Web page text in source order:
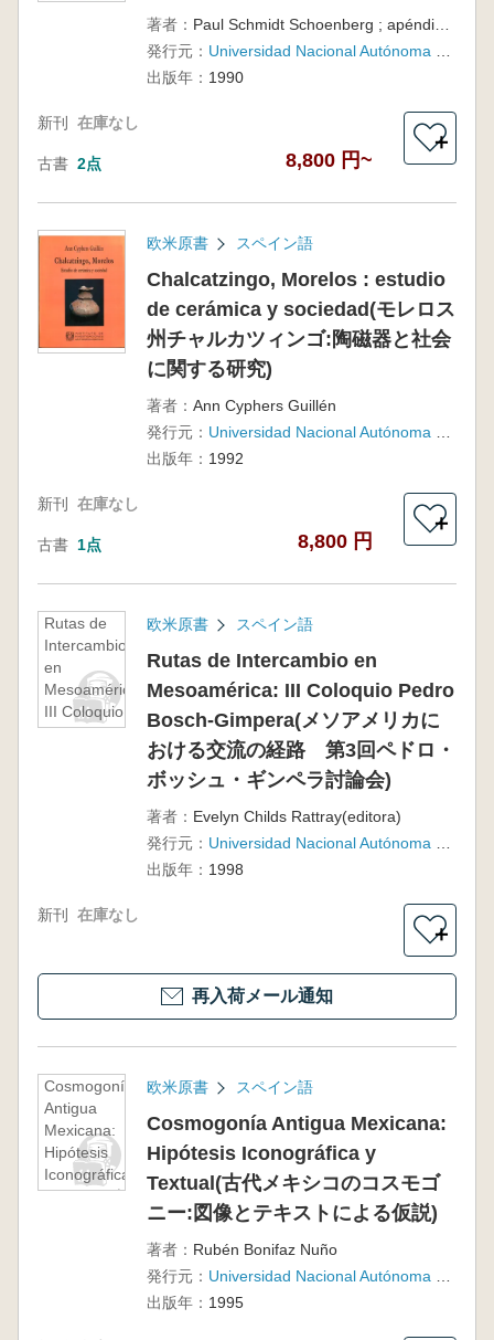
著者：
Paul Schmidt Schoenberg ; apéndices por Luis Barba Pingarrón y Magalí Civera Cerecedo
発行元：
出版年： 1990
新刊 在庫なし
古書 2点 8,800 円~
＋
欧米原書 スペイン語
Chalcatzingo, Morelos : estudio
de cerámica y sociedad(モレロス
州チャルカツィンゴ:陶磁器と社会
に関する研究)
著者： Ann Cyphers Guillén
発行元：
出版年： 1992
新刊 在庫なし
古書 1点 8,800 円
＋
Rutas de
Intercambio
en
Mesoamérica:
III Coloquio
Pedro Bosch-
欧米原書 スペイン語
Rutas de Intercambio en
Mesoamérica: III Coloquio Pedro
Bosch-Gimpera(メソアメリカに
おける交流の経路 第3回ペドロ・
ボッシュ・ギンペラ討論会)
著者： Evelyn Childs Rattray(editora)
発行元：
出版年： 1998
新刊 在庫なし
＋
再入荷メール通知
Cosmogonía
Antigua
Mexicana:
Hipótesis
Iconográfica
y Textual(古
欧米原書 スペイン語
Cosmogonía Antigua Mexicana:
Hipótesis Iconográfica y
Textual(古代メキシコのコスモゴ
ニー:図像とテキストによる仮説)
著者： Rubén Bonifaz Nuño
発行元：
出版年： 1995